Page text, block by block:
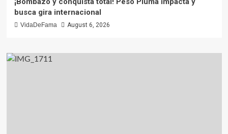
busca gira internacional
VidaDeFama August 6, 2026